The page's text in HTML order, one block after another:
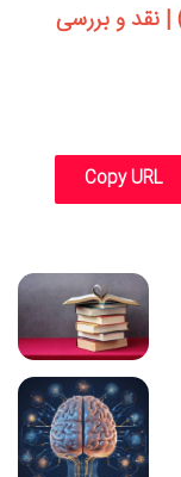
نقد و بررسی
Copy URL